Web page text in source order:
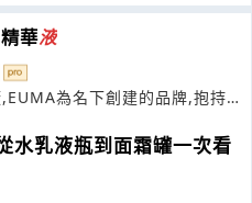
華液
為名下創建的品牌,抱持
乳液瓶到面霜罐一次看